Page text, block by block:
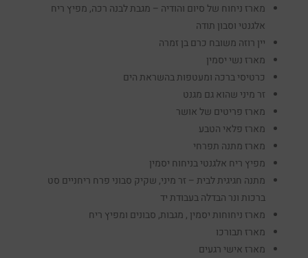
מארז ניחוח של סיום והודיה – מגבת לבנה רכה, מפיץ ריח
אלגנטי וסבון תודה
יין רוזה משובח כרם בן זמרה
מארז נשי יסמין
כרטיסי ברכה ומעטפות בהשראת הים
זר מיני שהוא גם מגנט
מארז פריטים של אושר
מארז פלאי הטבע
מארז מתנה תפרחי
מפיץ ריח אלגנטי בניחוח יסמין
מתנה חגיגית לבית – זר מיני, שקיק סבוני פרח ריחניים סט
ברכות ונר הבדלה בעבודת יד
מארז ניחוחות יסמין , מגבות, סבונים ומפיץ ריח
מארז תבורכו
מארז אישי רגעים